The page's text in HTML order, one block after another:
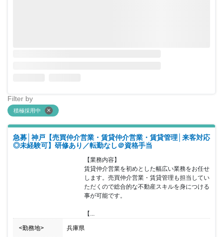
Filter by
積極採用中
急募│神戸【売買仲介営業・賃貸仲介営業・賃貸管理│来客対応
◎未経験可】研修あり／転勤なし＠資格手当
【業務内容】
賃貸仲介営業を初めとした幅広い業務をお任せ
します。売買仲介営業・賃貸管理も担当してい
ただくので総合的な不動産スキルを身につける
事が可能です。
【...
<勤務地> 兵庫県